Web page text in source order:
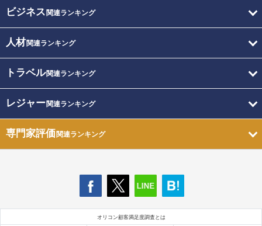
ビジネス 関連ランキング
人材関連ランキング
トラベル関連ランキング
レジャー関連ランキング
専門家評価関連ランキング
オリコン顧客満足度調査とは